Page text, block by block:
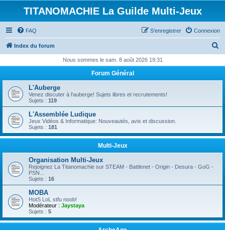
TITANOMACHIE La Guilde Multi-Jeux
FAQ Connexion
S’enregistrer
Index du forum
h
r
r
Nous sommes le sam. 8 août 2026 19:31
Forum Général
L'Auberge
Venez discuter à l'auberge! Sujets libres et recrutements!
Sujets : 119
L'Assemblée Ludique
Jeux Vidéos & Informatique: Nouveautés, avis et discussion.
Sujets : 181
Multi-Jeux
Organisation Multi-Jeux
Rejoignez La Titanomachie sur STEAM - Battlenet - Origin - Desura - GoG -
PSN...
Sujets : 16
MOBA
HotS LoL stfu noob!
Modérateur : Jaystaya
Sujets : 5